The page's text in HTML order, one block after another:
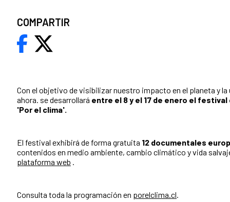
Con el objetivo de visibilizar nuestro impacto en el planeta y la
ahora. se desarrollará entre el 8 y el 17 de enero el festival
'Por el clima'.
El festival exhibirá de forma gratuita 12 documentales
contenidos en medio ambiente, cambio climático y vida
plataforma web .
Consulta toda la programación en porelclima.cl.
COMPARTIR